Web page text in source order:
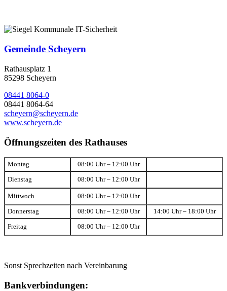
Gemeinde Scheyern
Rathausplatz 1
85298 Scheyern
08441 8064-0
08441 8064-64
scheyern@scheyern.de
www.scheyern.de
Öffnungszeiten des Rathauses
Montag 08:00 Uhr – 12:00 Uhr
Dienstag 08:00 Uhr – 12:00 Uhr
Mittwoch 08:00 Uhr – 12:00 Uhr
Donnerstag 08:00 Uhr – 12:00 Uhr 14:00 Uhr – 18:00 Uhr
Freitag 08:00 Uhr – 12:00 Uhr
Sonst Sprechzeiten nach Vereinbarung
Bankverbindungen: